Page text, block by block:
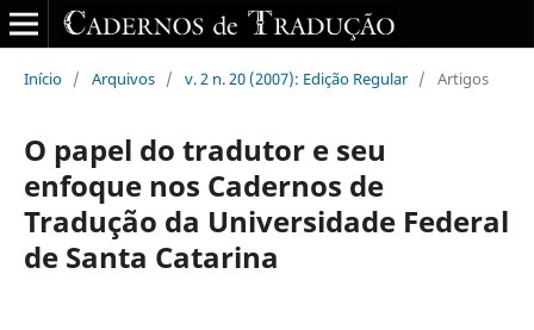
Início / Arquivos / v. 2 n. 20 (2007): Edição Regular / Artigos
O papel do tradutor e seu
enfoque nos Cadernos de
Tradução da Universidade Federal
de Santa Catarina